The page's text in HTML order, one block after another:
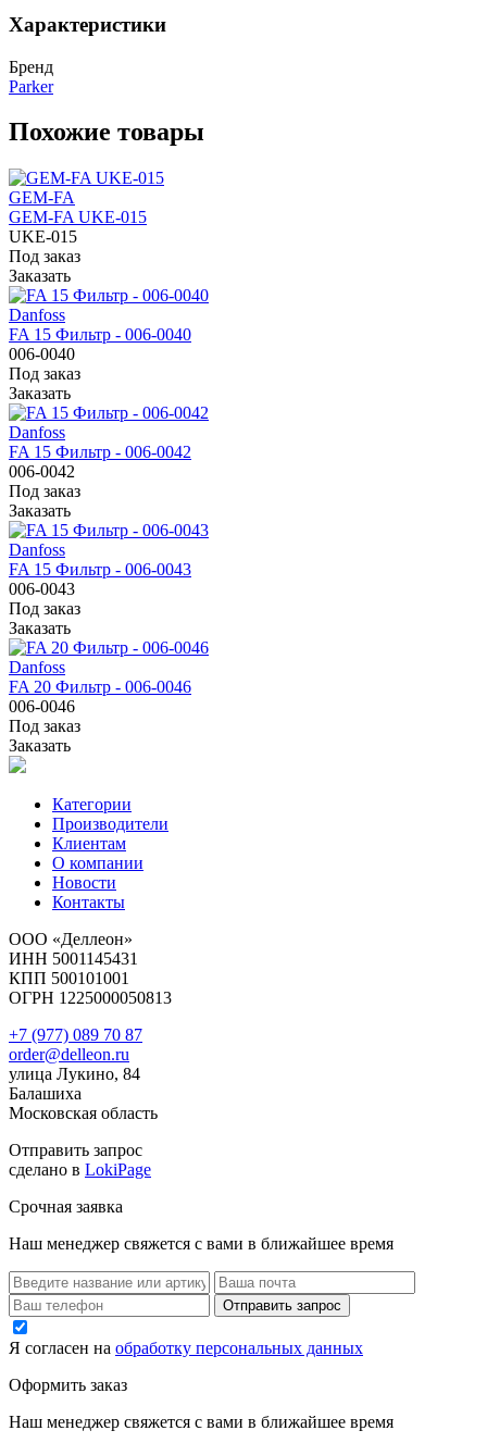
Характеристики
Бренд
Parker
Похожие товары
GEM-FA
GEM-FA UKE-015
UKE-015
Под заказ
Заказать
Danfoss
FA 15 Фильтр - 006-0040
006-0040
Под заказ
Заказать
Danfoss
FA 15 Фильтр - 006-0042
006-0042
Под заказ
Заказать
Danfoss
FA 15 Фильтр - 006-0043
006-0043
Под заказ
Заказать
Danfoss
FA 20 Фильтр - 006-0046
006-0046
Под заказ
Заказать
Категории
Производители
Клиентам
О компании
Новости
Контакты
ООО «Деллеон»
ИНН 5001145431
КПП 500101001
ОГРН 1225000050813
+7 (977) 089 70 87
order@delleon.ru
улица Лукино, 84
Балашиха
Московская область
Отправить запрос
сделано в LokiPage
Срочная заявка
Наш менеджер свяжется с вами в ближайшее время
Я согласен на обработку персональных данных
Оформить заказ
Наш менеджер свяжется с вами в ближайшее время